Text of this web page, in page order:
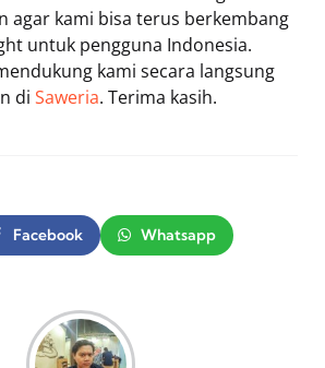
agar kami bisa terus berkembang
untuk pengguna Indonesia.
kami secara langsung
di Saweria. Terima kasih.
Facebook Whatsapp